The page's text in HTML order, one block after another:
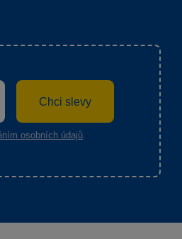
Chci slevy
osobních údajů